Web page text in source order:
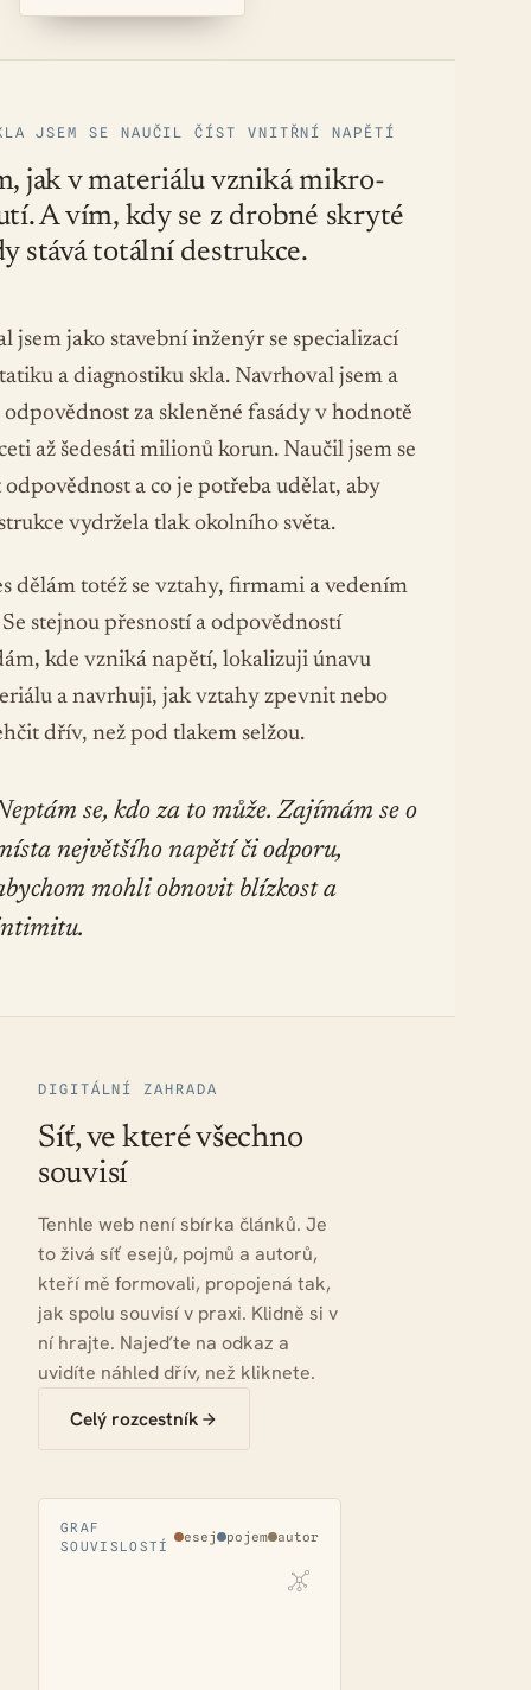
JSEM SE NAUČIL ČÍST VNITŘNÍ NAPĚTÍ
jak v materiálu vzniká mikro-
A vím, kdy se z drobné skryté
stává totální destrukce.
jsem jako stavební inženýr se specializací
a diagnostiku skla. Navrhoval jsem a
odpovědnost za skleněné fasády v hodnotě
až šedesáti milionů korun. Naučil jsem se
odpovědnost a co je potřeba udělat, aby
vydržela tlak okolního světa.
dělám totéž se vztahy, firmami a vedením
stejnou přesností a odpovědností
kde vzniká napětí, lokalizuji únavu
a navrhuji, jak vztahy zpevnit nebo
dřív, než pod tlakem selžou.
se, kdo za to může. Zajímám se o
největšího napětí či odporu,
mohli obnovit blízkost a
DIGITÁLNÍ ZAHRADA
Síť, ve které všechno
souvisí
Tenhle web není sbírka článků. Je
to živá síť esejů, pojmů a autorů,
kteří mě formovali, propojená tak,
jak spolu souvisí v praxi. Klidně si v
ní hrajte. Najeďte na odkaz a
uvidíte náhled dřív, než kliknete.
Celý rozcestník
GRAF
SOUVISLOSTÍ
esej pojem autor